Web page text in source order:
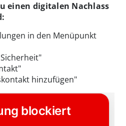
einen digitalen Nachlass
in den Menüpunkt
hinzufügen"